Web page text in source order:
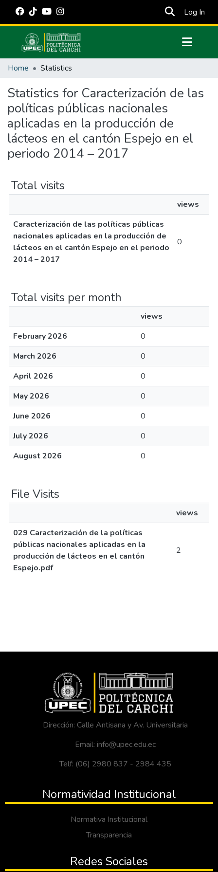
Log In
Communities & Collections
Estadísticas Externas
Manuales
Home Statistics
Statistics for Caracterización de las
políticas públicas nacionales
aplicadas en la producción de
lácteos en el cantón Espejo en el
periodo 2014 – 2017
Total visits
views
Caracterización de las políticas públicas
nacionales aplicadas en la producción de
lácteos en el cantón Espejo en el periodo
2014 – 2017
0
Total visits per month
views
February 2026
0
March 2026
0
April 2026
0
May 2026
0
June 2026
0
July 2026
0
August 2026
0
File Visits
views
029 Caracterización de la políticas
públicas nacionales aplicadas en la
producción de lácteos en el cantón
Espejo.pdf
2
Dirección: Calle Antisana y Av. Universitaria
Email: info@upec.edu.ec
Telf: (06) 2980 837 - 2984 435
Normatividad Institucional
Normativa Institucional
Transparencia
Redes Sociales